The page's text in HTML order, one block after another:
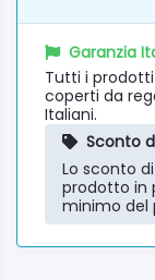
Garanzia
Tutti i prodotti
coperti da
Italiani.
Sconto
Lo sconto
prodotto in
minimo del